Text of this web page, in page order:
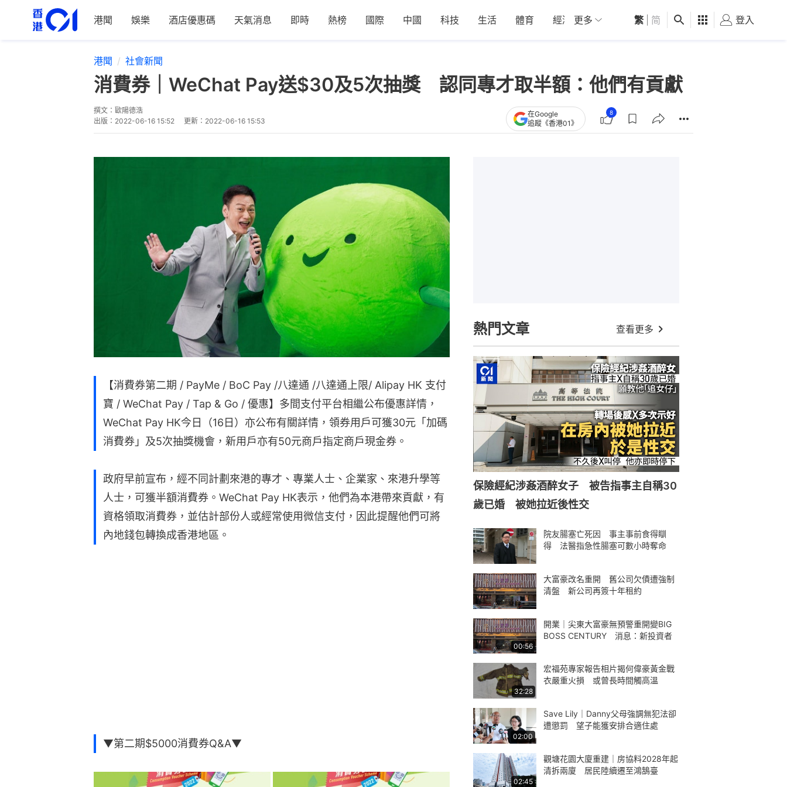
港聞 娛樂 酒店優惠碼 天氣消息 即時 熱榜 國際 中國 科技 生活 體育 經濟 01深圳 觀點 健康 好食玩飛
更多 繁 简 登入
港聞 社會新聞
消費券｜WeChat Pay送$30及5次抽獎 認同專才取半額：他們有貢獻
撰文： 歐陽德浩
出版： 2022-06-16 15:52 更新： 2022-06-16 15:53
在Google
追蹤《香港01》
8
【消費券第二期 / PayMe / BoC Pay /八達通 /八達通上限/ Alipay HK 支付
寶 / WeChat Pay / Tap & Go / 優惠】多間支付平台相繼公布優惠詳情，
WeChat Pay HK今日（16日）亦公布有關詳情，領券用戶可獲30元「加碼
消費券」及5次抽獎機會，新用戶亦有50元商戶指定商戶現金券。
政府早前宣布，經不同計劃來港的專才、專業人士、企業家、來港升學等
人士，可獲半額消費券。WeChat Pay HK表示，他們為本港帶來貢獻，有
資格領取消費券，並估計部份人或經常使用微信支付，因此提醒他們可將
內地錢包轉換成香港地區。
▼第二期$5000消費券Q&A▼
熱門文章 查看更多
保險經紀涉姦酒醉女子 被告指事主自稱30
歲已婚 被她拉近後性交
院友腸塞亡死因 事主事前食得瞓
得 法醫指急性腸塞可數小時奪命
大富豪改名重開 舊公司欠債遭強制
清盤 新公司再簽十年租約
00:56
開業｜尖東大富豪無預警重開變BIG
BOSS CENTURY 消息：新投資者
32:28
宏福苑專家報告相片揭何偉豪黃金戰
衣嚴重火損 或曾長時間觸高溫
02:00
Save Lily｜Danny父母強調無犯法卻
遭懲罰 望子能獲安排合適住處
02:45
觀塘花園大廈重建｜房協料2028年起
清拆兩廈 居民陸續遷至鴻鵠臺